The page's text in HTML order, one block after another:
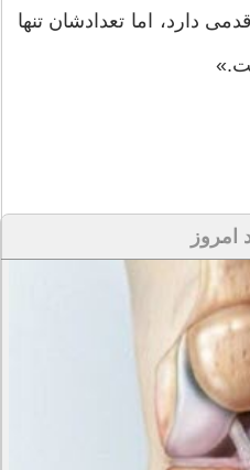
دارد، اما تعدادشان تنها
امروز